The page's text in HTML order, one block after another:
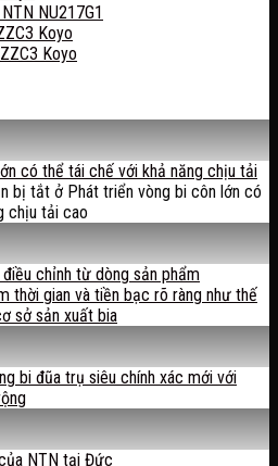
NU217G1
Koyo
Koyo
có thể tái chế với khả năng chịu tải
bị tắt ở Phát triển vòng bi côn lớn có
chịu tải cao
chỉnh từ dòng sản phẩm
thời gian và tiền bạc rõ ràng như thế
sở sản xuất bia
bi đũa trụ siêu chính xác mới với
NTN tại Đức